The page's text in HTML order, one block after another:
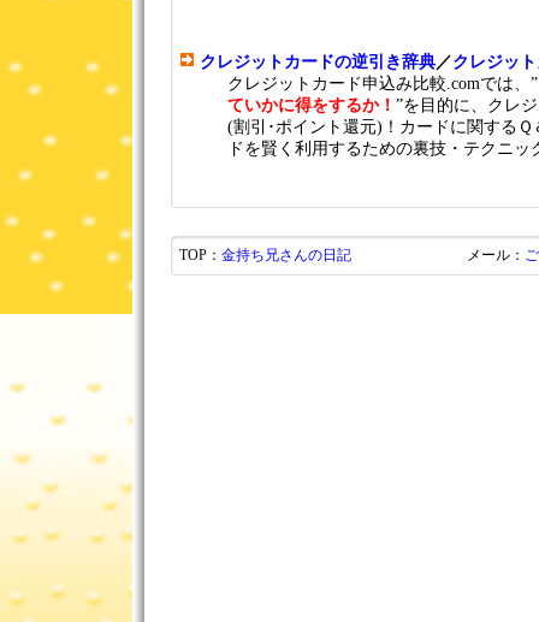
クレジットカードの逆引き辞典／クレジッ
クレジットカード申込み比較.comでは、”
ていかに得をするか！ ”を目的に、クレ
(割引･ポイント還元)！カードに関する
ドを賢く利用するための裏技・テクニッ
TOP： 金持ち兄さんの日記 メール：